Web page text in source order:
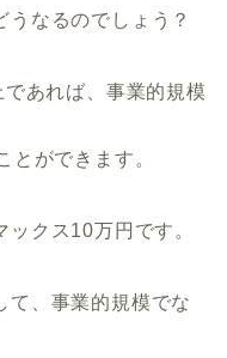
うなるのでしょう？
あれば、事業的規模
とができます。
クス10万円です。
て、事業的規模でな